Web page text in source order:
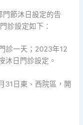
節沐日設定的告
診設定如下：
診一天；2023年12
沐日門診設定。
31日東、西院區，開